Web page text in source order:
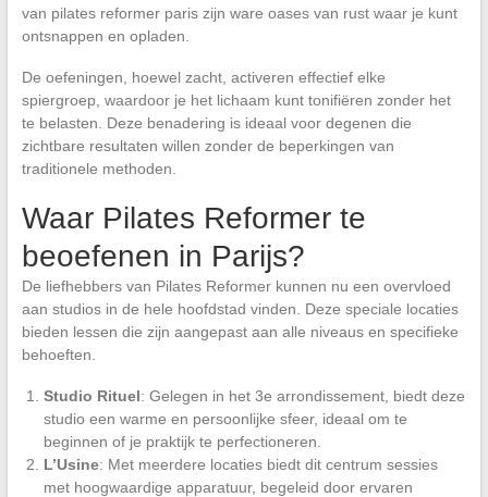
van pilates reformer paris zijn ware oases van rust waar je kunt
ontsnappen en opladen.
De oefeningen, hoewel zacht, activeren effectief elke
spiergroep, waardoor je het lichaam kunt tonifiëren zonder het
te belasten. Deze benadering is ideaal voor degenen die
zichtbare resultaten willen zonder de beperkingen van
traditionele methoden.
Waar Pilates Reformer te
beoefenen in Parijs?
De liefhebbers van Pilates Reformer kunnen nu een overvloed
aan studios in de hele hoofdstad vinden. Deze speciale locaties
bieden lessen die zijn aangepast aan alle niveaus en specifieke
behoeften.
Studio Rituel: Gelegen in het 3e arrondissement, biedt deze
studio een warme en persoonlijke sfeer, ideaal om te
beginnen of je praktijk te perfectioneren.
L’Usine: Met meerdere locaties biedt dit centrum sessies
met hoogwaardige apparatuur, begeleid door ervaren